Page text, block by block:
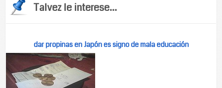
Talvez le interese...
dar propinas en Japón es signo de mala educación